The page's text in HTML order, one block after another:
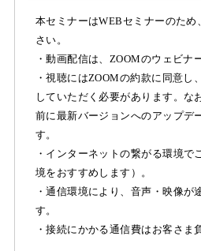
本セミナーはWEBセミナーのた
さい。
・動画配信は、ZOOMのウェビナ
・視聴にはZOOMの約款に同意し
していただく必要があります。な
前に最新バージョンへのアップデ
す。
・インターネットの繋がる環境で
境をおすすめします）。
・通信環境により、音声・映像が
す。
・接続にかかる通信費はお客さま